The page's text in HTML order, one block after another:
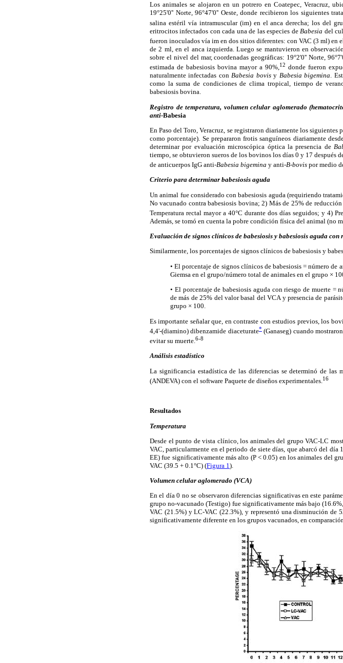
Los animales se alojaron en un potrero en Coatepec, Veracruz,
19°25'0'' Norte, 96°47'0'' Oeste, donde recibieron los siguientes
salina estéril vía intramuscular (im) en el anca derecha; los del
eritrocitos infectados con cada una de las especies de Babesia del
fueron inoculados vía im en dos sitios diferentes: con VAC (3 ml) en
de 2 ml, en el anca izquierda. Luego se mantuvieron en
sobre el nivel del mar, coordenadas geográficas: 19°2'0'' Norte,
estimada de babesiosis bovina mayor a 90%,12 donde fueron
naturalmente infectadas conBabesia bovisy Babesia bigemina.
como la suma de condiciones de clima tropical, tiempo de
babesiosis bovina.
Registro de temperatura, volumen celular aglomerado
anti-Babesia
En Paso del Toro, Veracruz, se registraron diariamente los
como porcentaje). Se prepararon frotis sanguíneos diariamente
determinar por evaluación microscópica óptica la presencia de
tiempo, se obtuvieron sueros de los bovinos los días 0 y 17
de anticuerpos IgG anti-Babesia bigemina y anti-B-bovis por medio
Criterio para determinar babesiosis aguda
Un animal fue considerado con babesiosis aguda (requiriendo
No vacunado contra babesiosis bovina; 2) Más de 25% de
Temperatura rectal mayor a 40°C durante dos días seguidos; y 4)
Además, se tomó en cuenta la pobre condición física del animal (no
Evaluación de signos clínicos de babesiosis y babesiosis aguda con
Similarmente, los porcentajes de signos clínicos de babesiosis y
• El porcentaje de signos clínicos de babesiosis = número de
Giemsa en el grupo/número total de animales en el grupo ×
• El porcentaje de babesiosis aguda con riesgo de muerte =
de más de 25% del valor basal del VCA y presencia de
grupo × 100.
Es importante señalar que, en contraste con estudios previos, los
4,4'-(diamino) dibenzamide diaceturate*(Ganaseg) cuando
evitar su muerte.6-8
Análisis estadístico
La significancia estadística de las diferencias se determinó de las
(ANDEVA) con el software Paquete de diseños experimentales. 16
Resultados
Temperatura
Desde el punto de vista clínico, los animales del grupo VAC-LC
VAC, particularmente en el periodo de siete días, que abarcó del
EE) fue significativamente más alto (P < 0.05) en los animales del
VAC (39.5 + 0.1°C) (Figura 1 ).
Volumen celular aglomerado (VCA)
En el día 0 no se observaron diferencias significativas en este
grupo no-vacunado (Testigo) fue significativamente más bajo
VAC (21.5%) y LC-VAC (22.3%), y representó una disminución
significativamente diferente en los grupos vacunados, en